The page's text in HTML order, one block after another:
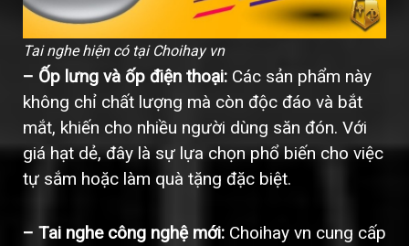
Tai nghe hiện có tại Choihay vn
– Ốp lưng và ốp điện thoại:Các sản phẩm này
không chỉ chất lượng mà còn độc đáo và bắt
mắt, khiến cho nhiều người dùng săn đón. Với
giá hạt dẻ, đây là sự lựa chọn phổ biến cho việc
tự sắm hoặc làm quà tặng đặc biệt.
– Tai nghe công nghệ mới:Choihay vn cung cấp